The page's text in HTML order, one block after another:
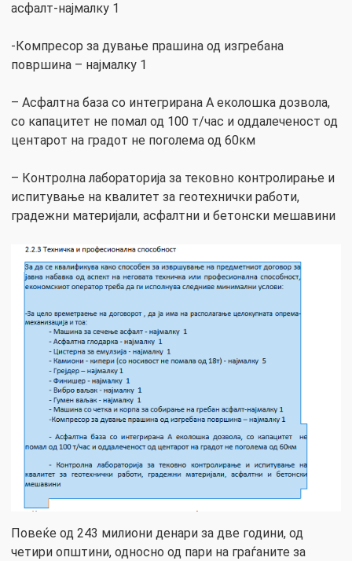
асфалт-најмалку 1
-Компресор за дување прашина од изгребана
површина – најмалку 1
– Асфалтна база со интегрирана А еколошка дозвола,
со капацитет не помал од 100 т/час и оддалеченост од
центарот на градот не поголема од 60км
– Контролна лабораторија за тековно контролирање и
испитување на квалитет за геотехнички работи,
градежни материјали, асфалтни и бетонски мешавини
Повеќе од 243 милиони денари за две години, од
четири општини, односно од пари на граѓаните за